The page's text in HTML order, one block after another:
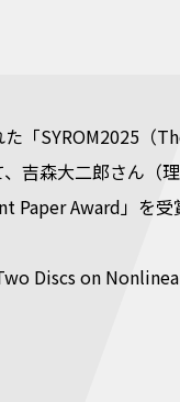
「SYROM2025（
吉森大二郎さん（
Award」を受
Discs on